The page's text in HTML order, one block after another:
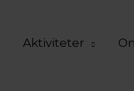
Aktiviteter